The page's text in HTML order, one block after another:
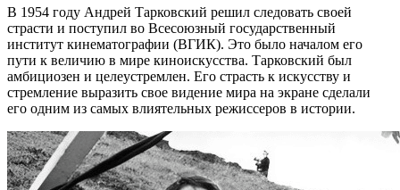
В 1954 году Андрей Тарковский решил следовать своей
страсти и поступил во Всесоюзный государственный
институт кинематографии (ВГИК). Это было началом его
пути к величию в мире киноискусства. Тарковский был
амбициозен и целеустремлен. Его страсть к искусству и
стремление выразить свое видение мира на экране сделали
его одним из самых влиятельных режиссеров в истории.